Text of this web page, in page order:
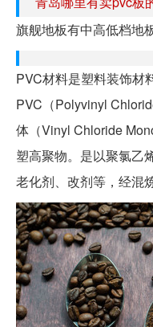
旗舰地板有中高低档地
PVC材料是塑料装饰材
PVC（Polyvinyl
体（Vinyl Chloride
塑高聚物。是以聚氯乙
老化剂、改剂等，经混